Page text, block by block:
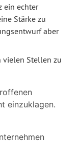
ein echter
Stärke zu
aber
vielen Stellen zu
einzuklagen.